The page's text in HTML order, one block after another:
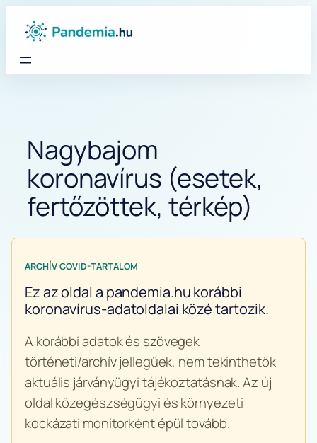
Nagybajom
koronavírus (esetek,
fertőzöttek, térkép)
ARCHÍV COVID-TARTALOM
Ez az oldal a pandemia.hu korábbi
koronavírus-adatoldalai közé tartozik.
A korábbi adatok és szövegek
történeti/archív jellegűek, nem tekinthetők
aktuális járványügyi tájékoztatásnak. Az új
oldal közegészségügyi és környezeti
kockázati monitorként épül tovább.